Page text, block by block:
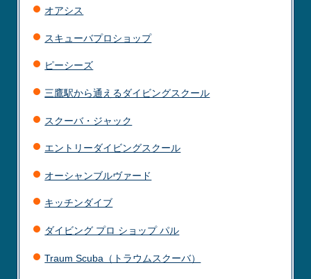
オアシス
スキューバプロショップ
ピーシーズ
三鷹駅から通えるダイビングスクール
スクーバ・ジャック
エントリーダイビングスクール
オーシャンブルヴァード
キッチンダイブ
ダイビング プロ ショップ パル
Traum Scuba（トラウムスクーバ）